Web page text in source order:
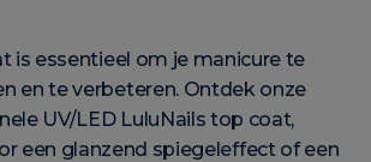
is essentieel om je manicure te
en te verbeteren. Ontdek onze
UV/LED LuluNails top coat,
een glanzend spiegeleffect of een